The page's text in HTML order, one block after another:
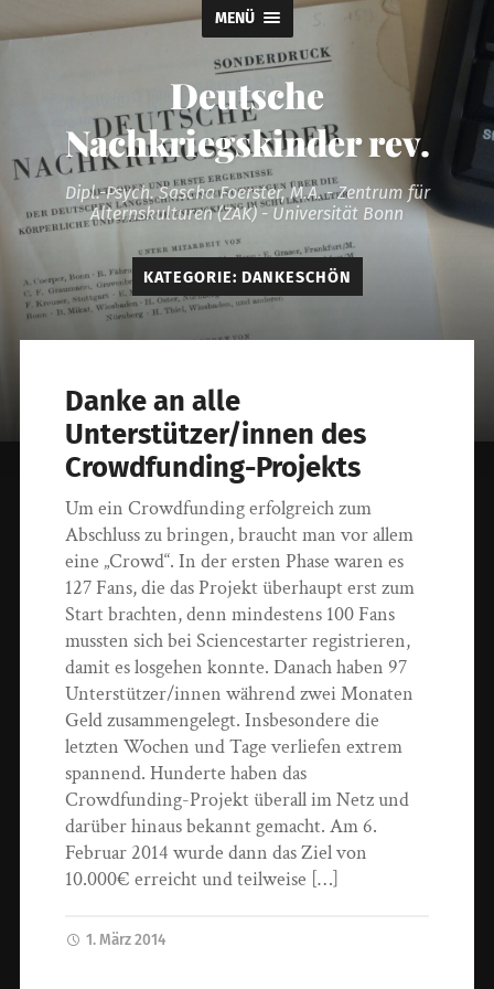
MENÜ
Deutsche
Nachkriegskinder rev.
Dipl.-Psych. Sascha Foerster, M.A. - Zentrum für
Alternskulturen (ZAK) - Universität Bonn
KATEGORIE: DANKESCHÖN
Danke an alle
Unterstützer/innen des
Crowdfunding-Projekts
Um ein Crowdfunding erfolgreich zum
Abschluss zu bringen, braucht man vor allem
eine „Crowd“. In der ersten Phase waren es
127 Fans, die das Projekt überhaupt erst zum
Start brachten, denn mindestens 100 Fans
mussten sich bei Sciencestarter registrieren,
damit es losgehen konnte. Danach haben 97
Unterstützer/innen während zwei Monaten
Geld zusammengelegt. Insbesondere die
letzten Wochen und Tage verliefen extrem
spannend. Hunderte haben das
Crowdfunding-Projekt überall im Netz und
darüber hinaus bekannt gemacht. Am 6.
Februar 2014 wurde dann das Ziel von
10.000€ erreicht und teilweise […]
1. März 2014